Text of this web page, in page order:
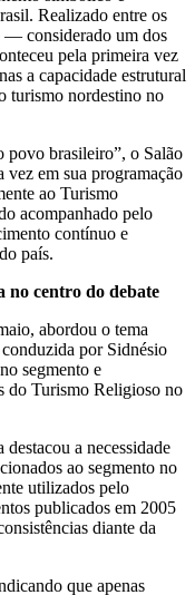
Realizado entre os
— considerado um dos
pela primeira vez
a capacidade estrutural
turismo nordestino no
povo brasileiro”, o Salão
em sua programação
ao Turismo
acompanhado pelo
contínuo e
país.
no centro do debate
abordou o tema
por Sidnésio
segmento e
do Turismo Religioso no
a necessidade
ao segmento no
utilizados pelo
publicados em 2005
diante da
que apenas